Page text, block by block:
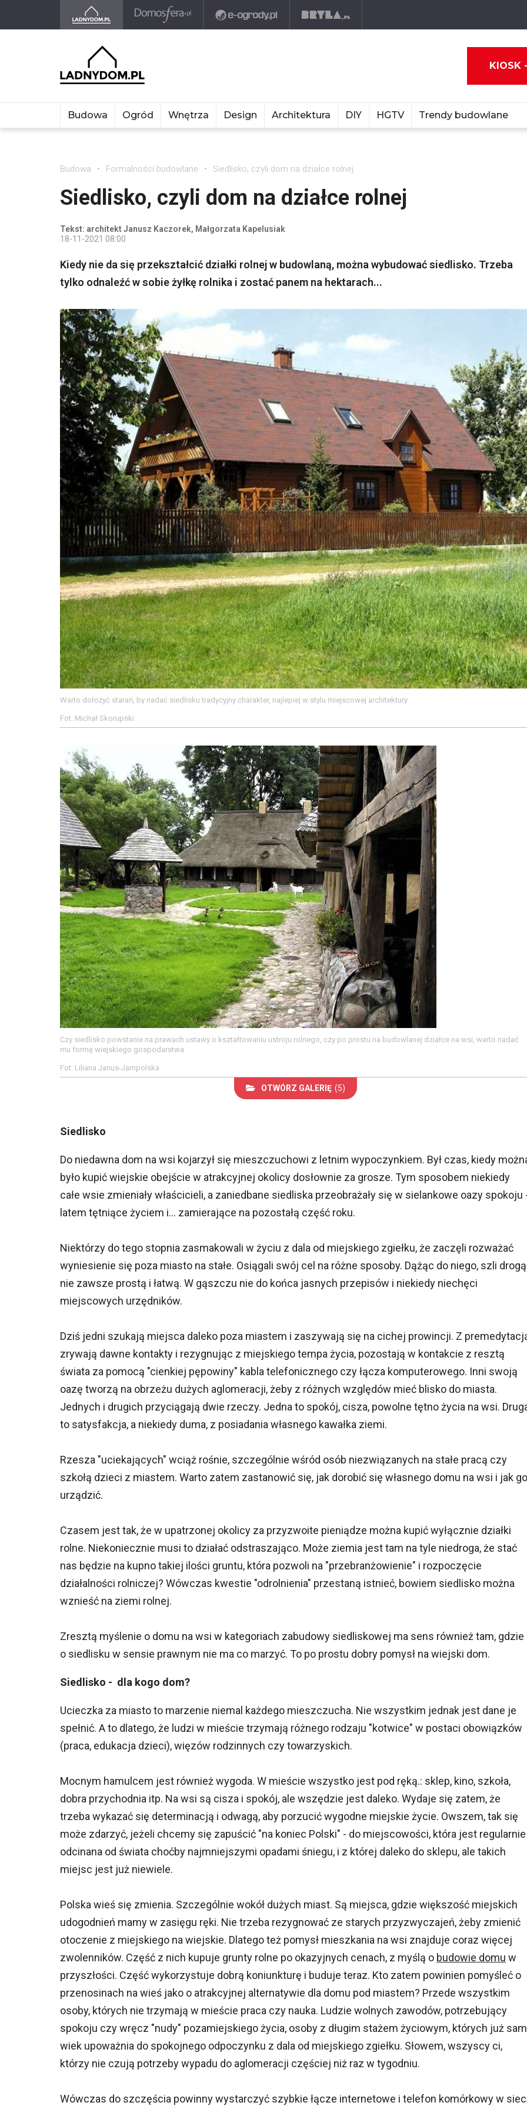
KIOSK
Budowa Ogród Wnętrza Design Architektura DIY HGTV Trendy budowlane
Budowa Formalności budowlane Siedlisko, czyli dom na działce rolnej
Siedlisko, czyli dom na działce rolnej
Tekst: architekt Janusz Kaczorek, Małgorzata Kapelusiak
18-11-2021 08:00
Kiedy nie da się przekształcić działki rolnej w budowlaną, można wybudować siedlisko. Trzeba
tylko odnaleźć w sobie żyłkę rolnika i zostać panem na hektarach...
Warto dołożyć starań, by nadać siedlisku tradycyjny charakter, najlepiej w stylu miejscowej architektury
Fot. Michał Skorupski
Czy siedlisko powstanie na prawach ustawy o kształtowaniu ustroju rolnego, czy po prostu na budowlanej działce na wsi, warto nadać
mu formę wiejskiego gospodarstwa
Fot. Liliana Janus-Jampolska
OTWÓRZ GALERIĘ (5)
Siedlisko
Do niedawna dom na wsi kojarzył się mieszczuchowi z letnim wypoczynkiem. Był czas, kiedy
było kupić wiejskie obejście w atrakcyjnej okolicy dosłownie za grosze. Tym sposobem niekiedy
całe wsie zmieniały właścicieli, a zaniedbane siedliska przeobrażały się w sielankowe oazy spokoju
latem tętniące życiem i... zamierające na pozostałą część roku.
Niektórzy do tego stopnia zasmakowali w życiu z dala od miejskiego zgiełku, że zaczęli rozważać
wyniesienie się poza miasto na stałe. Osiągali swój cel na różne sposoby. Dążąc do niego, szli drogą
nie zawsze prostą i łatwą. W gąszczu nie do końca jasnych przepisów i niekiedy niechęci
miejscowych urzędników.
Dziś jedni szukają miejsca daleko poza miastem i zaszywają się na cichej prowincji. Z
zrywają dawne kontakty i rezygnując z miejskiego tempa życia, pozostają w kontakcie z resztą
świata za pomocą "cienkiej pępowiny" kabla telefonicznego czy łącza komputerowego. Inni swoją
oazę tworzą na obrzeżu dużych aglomeracji, żeby z różnych względów mieć blisko do miasta.
Jednych i drugich przyciągają dwie rzeczy. Jedna to spokój, cisza, powolne tętno życia na wsi.
to satysfakcja, a niekiedy duma, z posiadania własnego kawałka ziemi.
Rzesza "uciekających" wciąż rośnie, szczególnie wśród osób niezwiązanych na stałe pracą czy
szkołą dzieci z miastem. Warto zatem zastanowić się, jak dorobić się własnego domu na wsi i jak go
urządzić.
Czasem jest tak, że w upatrzonej okolicy za przyzwoite pieniądze można kupić wyłącznie działki
rolne. Niekoniecznie musi to działać odstraszająco. Może ziemia jest tam na tyle niedroga, że stać
nas będzie na kupno takiej ilości gruntu, która pozwoli na "przebranżowienie" i rozpoczęcie
działalności rolniczej? Wówczas kwestie "odrolnienia" przestaną istnieć, bowiem siedlisko można
wznieść na ziemi rolnej.
Zresztą myślenie o domu na wsi w kategoriach zabudowy siedliskowej ma sens również tam, gdzie
o siedlisku w sensie prawnym nie ma co marzyć. To po prostu dobry pomysł na wiejski dom.
Siedlisko - dla kogo dom?
Ucieczka za miasto to marzenie niemal każdego mieszczucha. Nie wszystkim jednak jest dane je
spełnić. A to dlatego, że ludzi w mieście trzymają różnego rodzaju "kotwice" w postaci obowiązków
(praca, edukacja dzieci), więzów rodzinnych czy towarzyskich.
Mocnym hamulcem jest również wygoda. W mieście wszystko jest pod ręką.: sklep, kino, szkoła,
dobra przychodnia itp. Na wsi są cisza i spokój, ale wszędzie jest daleko. Wydaje się zatem, że
trzeba wykazać się determinacją i odwagą, aby porzucić wygodne miejskie życie. Owszem, tak się
może zdarzyć, jeżeli chcemy się zapuścić "na koniec Polski" - do miejscowości, która jest regularnie
odcinana od świata choćby najmniejszymi opadami śniegu, i z której daleko do sklepu, ale takich
miejsc jest już niewiele.
Polska wieś się zmienia. Szczególnie wokół dużych miast. Są miejsca, gdzie większość miejskich
udogodnień mamy w zasięgu ręki. Nie trzeba rezygnować ze starych przyzwyczajeń, żeby zmienić
otoczenie z miejskiego na wiejskie. Dlatego też pomysł mieszkania na wsi znajduje coraz więcej
zwolenników. Część z nich kupuje grunty rolne po okazyjnych cenach, z myślą o budowie domu w
przyszłości. Część wykorzystuje dobrą koniunkturę i buduje teraz. Kto zatem powinien pomyśleć o
przenosinach na wieś jako o atrakcyjnej alternatywie dla domu pod miastem? Przede wszystkim
osoby, których nie trzymają w mieście praca czy nauka. Ludzie wolnych zawodów, potrzebujący
spokoju czy wręcz "nudy" pozamiejskiego życia, osoby z długim stażem życiowym, których już sam
wiek upoważnia do spokojnego odpoczynku z dala od miejskiego zgiełku. Słowem, wszyscy ci,
którzy nie czują potrzeby wypadu do aglomeracji częściej niż raz w tygodniu.
Wówczas do szczęścia powinny wystarczyć szybkie łącze internetowe i telefon komórkowy w